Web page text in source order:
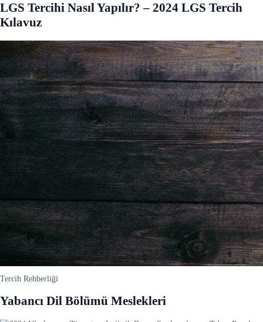
LGS Tercihi Nasıl Yapılır? – 2024 LGS Tercih
Kılavuz
Tercih Rehberliği
Yabancı Dil Bölümü Meslekleri